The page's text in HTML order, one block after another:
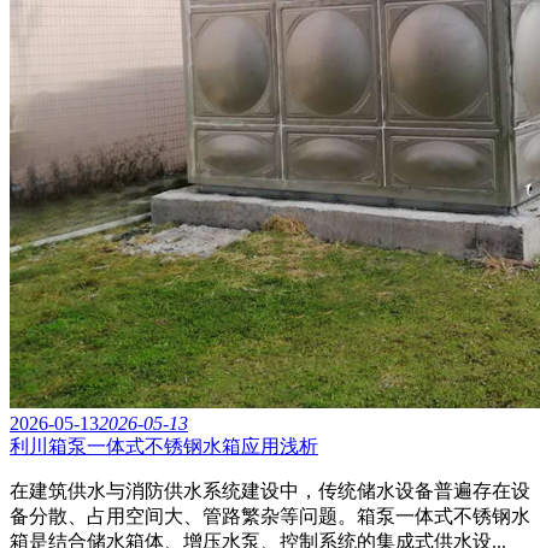
2026-05-132026-05-13
利川箱泵一体式不锈钢水箱应用浅析
在建筑供水与消防供水系统建设中，传统储水设备普遍存在设
备分散、占用空间大、管路繁杂等问题。箱泵一体式不锈钢水
箱是结合储水箱体、增压水泵、控制系统的集成式供水设...